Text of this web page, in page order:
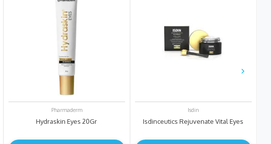
Pharmaderm
Hydraskin Eyes 20Gr
Isdin
Isdinceutics Rejuvenate Vital Eyes